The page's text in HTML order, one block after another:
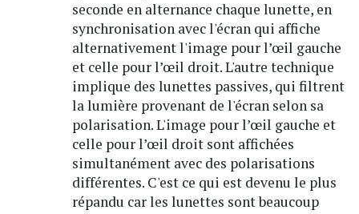
seconde en alternance chaque lunette, en
synchronisation avec l'écran qui affiche
alternativement l'image pour l’œil gauche
et celle pour l’œil droit. L'autre technique
implique des lunettes passives, qui filtrent
la lumière provenant de l'écran selon sa
polarisation. L'image pour l’œil gauche et
celle pour l’œil droit sont affichées
simultanément avec des polarisations
différentes. C'est ce qui est devenu le plus
répandu car les lunettes sont beaucoup